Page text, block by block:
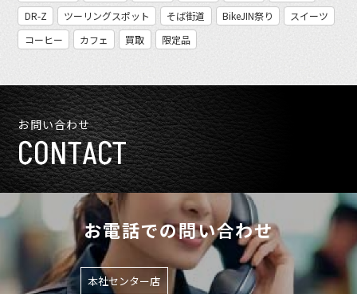
DR-Z
ツーリングスポット そば街道 BikeJIN祭り
スイーツ
コーヒー
カフェ 買取 限定品
お問い合わせ
CONTACT
お電話での問い合わせ
本社センター店